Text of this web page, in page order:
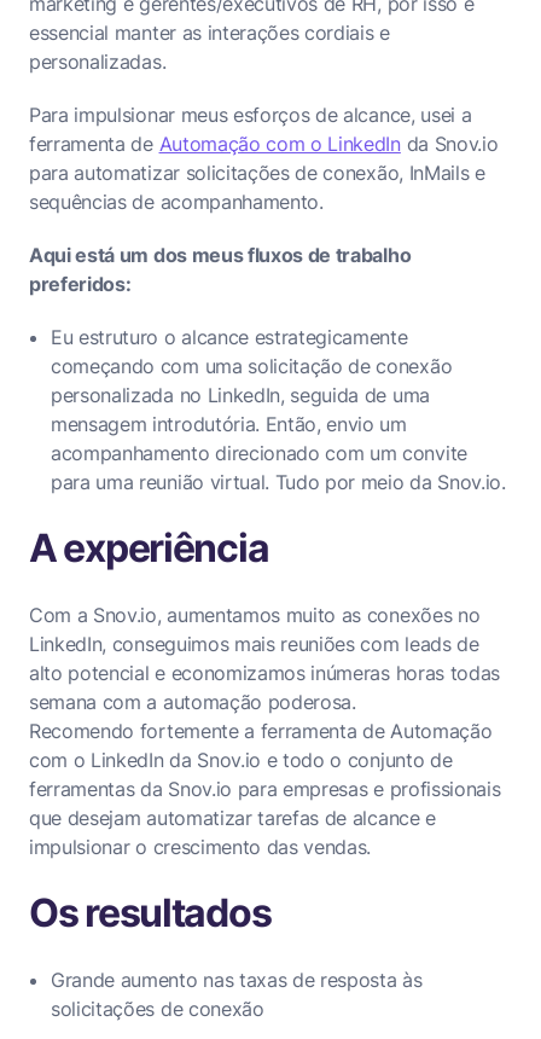
essencial manter as interações cordiais e
personalizadas.
Para impulsionar meus esforços de alcance, usei a
ferramenta de Automação com o LinkedInda Snov.io
para automatizar solicitações de conexão, InMails e
sequências de acompanhamento.
Aqui está um dos meus fluxos de trabalho
preferidos:
Eu estruturo o alcance estrategicamente
começando com uma solicitação de conexão
personalizada no LinkedIn, seguida de uma
mensagem introdutória. Então, envio um
acompanhamento direcionado com um convite
para uma reunião virtual. Tudo por meio da Snov.io.
A experiência
Com a Snov.io, aumentamos muito as conexões no
LinkedIn, conseguimos mais reuniões com leads de
alto potencial e economizamos inúmeras horas todas
semana com a automação poderosa.
Recomendo fortemente a ferramenta de Automação
com o LinkedIn da Snov.io e todo o conjunto de
ferramentas da Snov.io para empresas e profissionais
que desejam automatizar tarefas de alcance e
impulsionar o crescimento das vendas.
Os resultados
Grande aumento nas taxas de resposta às
solicitações de conexão